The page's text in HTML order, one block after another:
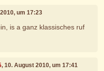
um 17:23
is a ganz klassisches ruf
, 10. August 2010, um 17:41